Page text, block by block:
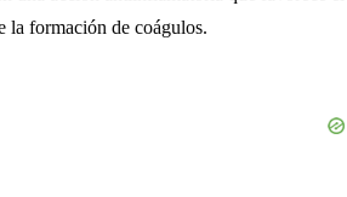
la formación de coágulos.